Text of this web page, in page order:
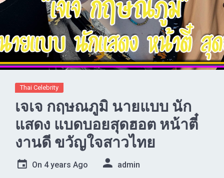
Thai Celebrity
เจเจ กฤษณภูมิ นายแบบ นัก
แสดง แบดบอยสุดฮอต หน้าตี๋
งานดี ขวัญใจสาวไทย
On 4 years Ago admin